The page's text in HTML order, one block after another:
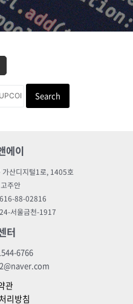
Search
에이
가산디지털1로, 1405호
주안
88-02816
서울금천-1917
터
6766
관
리방침